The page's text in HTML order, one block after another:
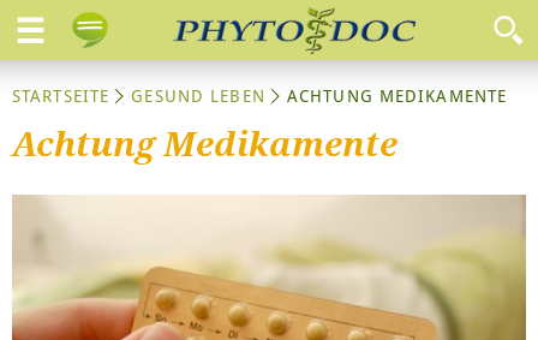
STARTSEITE GESUND LEBEN ACHTUNG MEDIKAMENTE
Achtung Medikamente